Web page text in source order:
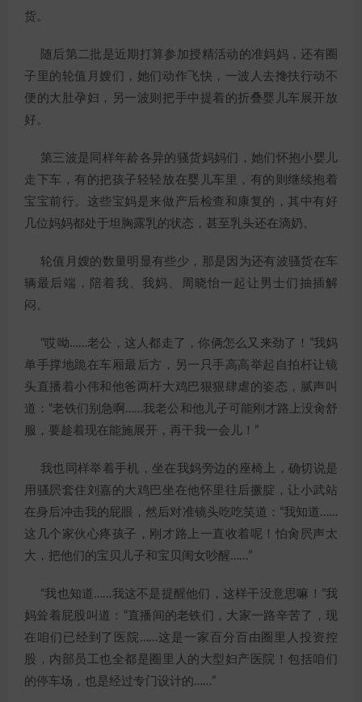
货。
随后第二批是近期打算参加授精活动的准妈妈，还有圈
子里的轮值月嫂们，她们动作飞快，一波人去搀扶行动不
便的大肚孕妇，另一波则把手中提着的折叠婴儿车展开放
好。
第三波是同样年龄各异的骚货妈妈们，她们怀抱小婴儿
走下车，有的把孩子轻轻放在婴儿车里，有的则继续抱着
宝宝前行。这些宝妈是来做产后检查和康复的，其中有好
几位妈妈都处于坦胸露乳的状态，甚至乳头还在滴奶。
轮值月嫂的数量明显有些少，那是因为还有波骚货在车
辆最后端，陪着我、我妈、周晓怡一起让男士们抽插解
闷。
“哎呦……老公，这人都走了，你俩怎么又来劲了！”我妈
单手撑地跪在车厢最后方，另一只手高高举起自拍杆让镜
头直播着小伟和他爸两杆大鸡巴狠狠肆虐的姿态，腻声叫
道：“老铁们别急啊……我老公和他儿子可能刚才路上没肏舒
服，要趁着现在能施展开，再干我一会儿！”
我也同样举着手机，坐在我妈旁边的座椅上，确切说是
用骚屄套住刘嘉的大鸡巴坐在他怀里往后撅腚，让小武站
在身后冲击我的屁眼，然后对准镜头吃吃笑道：“我知道……
这几个家伙心疼孩子，刚才路上一直收着呢！怕肏屄声太
大，把他们的宝贝儿子和宝贝闺女吵醒……”
“我也知道……我这不是提醒他们，这样干没意思嘛！”我
妈耸着屁股叫道：“直播间的老铁们，大家一路辛苦了，现
在咱们已经到了医院……这是一家百分百由圈里人投资控
股，内部员工也全都是圈里人的大型妇产医院！包括咱们
的停车场，也是经过专门设计的……”